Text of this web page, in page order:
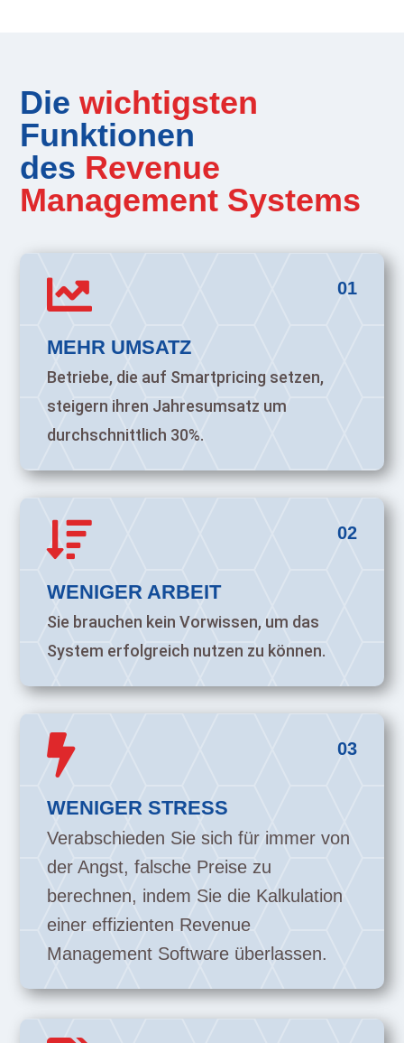
Diewichtigsten
Funktionen
des Revenue
Management Systems
01

MEHR UMSATZ
Betriebe, die auf Smartpricing setzen,
steigern ihren Jahresumsatz um
durchschnittlich 30%.
02

WENIGER ARBEIT
Sie brauchen kein Vorwissen, um das
System erfolgreich nutzen zu können.
03

WENIGER STRESS
Verabschieden Sie sich für immer von
der Angst, falsche Preise zu
berechnen, indem Sie die Kalkulation
einer effizienten Revenue
Management Software überlassen.